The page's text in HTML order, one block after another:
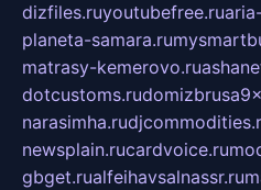
dizfiles.ruyoutubefree.ru
planeta-samara.ru
matrasy-kemerovo.ru
dotcustoms.ru
narasimha.ru
newsplain.rucardvoice.ru
gbget.rualfeihavsalnassr.ru